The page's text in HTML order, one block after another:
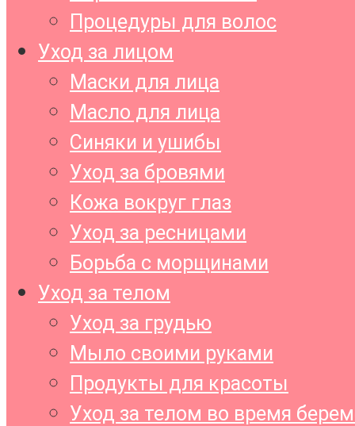
Процедуры для волос
Уход за лицом
Маски для лица
Масло для лица
Синяки и ушибы
Уход за бровями
Кожа вокруг глаз
Уход за ресницами
Борьба с морщинами
Уход за телом
Уход за грудью
Мыло своими руками
Продукты для красоты
Уход за телом во время